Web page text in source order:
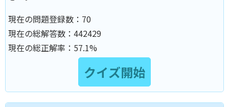
現在の問題登録数： 70
現在の総解答数： 442429
現在の総正解率： 57.1%